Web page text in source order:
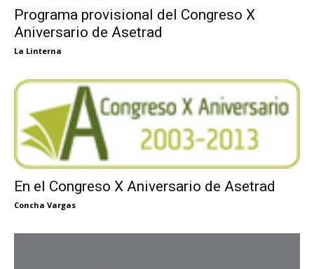
Programa provisional del Congreso X
Aniversario de Asetrad
La Linterna
En el Congreso X Aniversario de Asetrad
Concha Vargas